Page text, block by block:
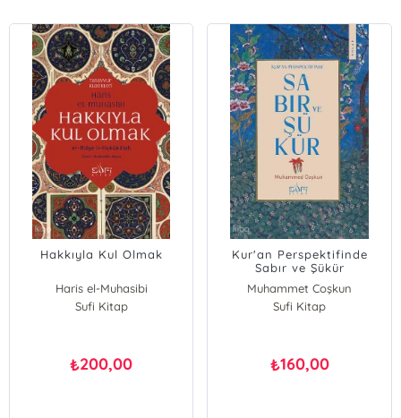
Hakkıyla Kul Olmak
Haris el-Muhasibi
Sufi Kitap
₺200,00
Kur'an Perspektifinde
Sabır ve Şükür
Muhammet Coşkun
Sufi Kitap
₺160,00